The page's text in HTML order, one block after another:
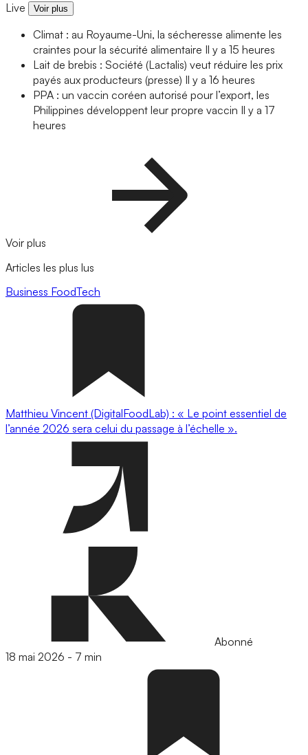
Live Voir plus
Climat : au Royaume-Uni, la sécheresse alimente les
craintes pour la sécurité alimentaire Il y a 15 heures
Lait de brebis : Société (Lactalis) veut réduire les prix
payés aux producteurs (presse) Il y a 16 heures
PPA : un vaccin coréen autorisé pour l’export, les
Philippines développent leur propre vaccin Il y a 17
heures
Voir plus
Articles les plus lus
Business FoodTech
Matthieu Vincent (DigitalFoodLab) : « Le point essentiel de
l’année 2026 sera celui du passage à l’échelle ».
Abonné
18 mai 2026 - 7 min